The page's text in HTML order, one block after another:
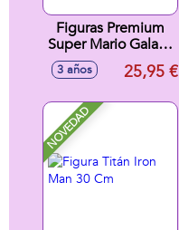
Figuras Premium
Super Mario Galaxy
13 Cm Serie 1
modelos surtidos -
3 años 25,95 €
NOVEDAD